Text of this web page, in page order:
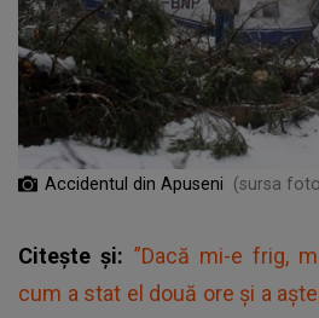
Accidentul din Apuseni (sursa
Citește și: ”Dacă mi-e frig,
cum a stat el două ore și a